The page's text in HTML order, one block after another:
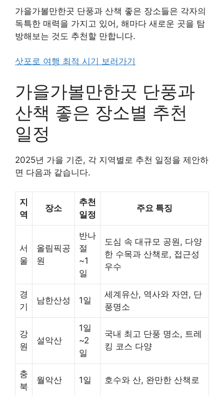
가을가볼만한곳 단풍과 산책 좋은 장소들은 각자의
독특한 매력을 가지고 있어, 해마다 새로운 곳을 탐
방해보는 것도 추천할 만합니다.
삿포로 여행 최적 시기 보러가기
가을가볼만한곳 단풍과
산책 좋은 장소별 추천
일정
2025년 가을 기준, 각 지역별로 추천 일정을 제안하
면 다음과 같습니다.
지
역
장소
추천
일정
주요 특징
서
울
올림픽공
원
반나
절
~1
일
도심 속 대규모 공원, 다양
한 수목과 산책로, 접근성
우수
경
기
남한산성 1일
세계유산, 역사와 자연, 단
풍명소
강
원
설악산
1일
~2
일
국내 최고 단풍 명소, 트레
킹 코스 다양
충
북
월악산 1일 호수와 산, 완만한 산책로